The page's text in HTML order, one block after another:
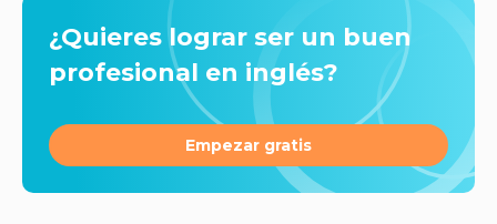
¿Quieres lograr ser un buen
profesional en inglés?
Empezar gratis